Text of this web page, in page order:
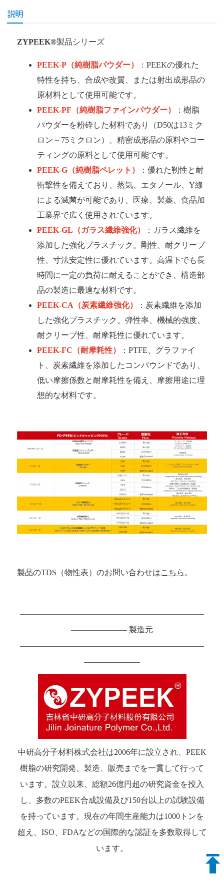
説明
ZYPEEK®製品シリーズ
PEEK-P （純樹脂パウダー）
：PEEKの優れた
特性を持ち、合成や改質、または射出成形品の
原材料として使用可能です。
PEEK-PF （純樹脂ファインパウダー）
：樹脂
パウダーを粉砕した材料であり（D50は13ミク
ロン～75ミクロン）、精密成形品の原料やコー
ティングの原料として使用可能です。
PEEK-G （純樹脂ペレット）
：優れた靭性と耐
衝撃性を備えており、蒸気、エタノール、Y線
による滅菌が可能であり、医療、製薬、食品加
工業界で広く使用されています。
PEEK-GL （ガラス繊維強化）
：ガラス繊維を
添加した強化プラスチック。剛性、耐クリープ
性、寸法安定性に優れています。高温下でも長
時間に一定の負荷に耐えることができ、構造部
品の製造に最適な材料です。
PEEK-CA （炭素繊維強化）
：炭素繊維を添加
した強化プラスチック。弾性率、機械的強度、
耐クリープ性、耐摩耗性に優れています。
PEEK-FC （耐摩耗性）
：PTFE、グラファイ
ト、炭素繊維を添加したコンパウンドであり、
低い摩擦係数と耐摩耗性を備え、摩擦用途に理
想的な材料です。
製品のTDS（物性表）のお問い合わせはこちら 。
———————————————————————
——————— 製造元
———————————————————————
———————
中研高分子材料株式会社は2006年に設立され、PEEK
樹脂の研究開発、製造、販売までを一貫して行って
います。設立以来、総額26億円超の研究資金を投入
し、多数のPEEK合成設備及び150台以上の試験設備
を持っています。現在の年間生産能力は1000トンを
超え、ISO、FDAなどの国際的な認証を多数取得して
います。